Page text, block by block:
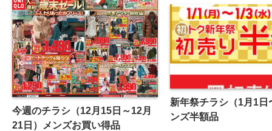
今週のチラシ（12月15日～12月
21日）メンズお買い得品
新年祭チラシ（1月1日
ンズ半額品